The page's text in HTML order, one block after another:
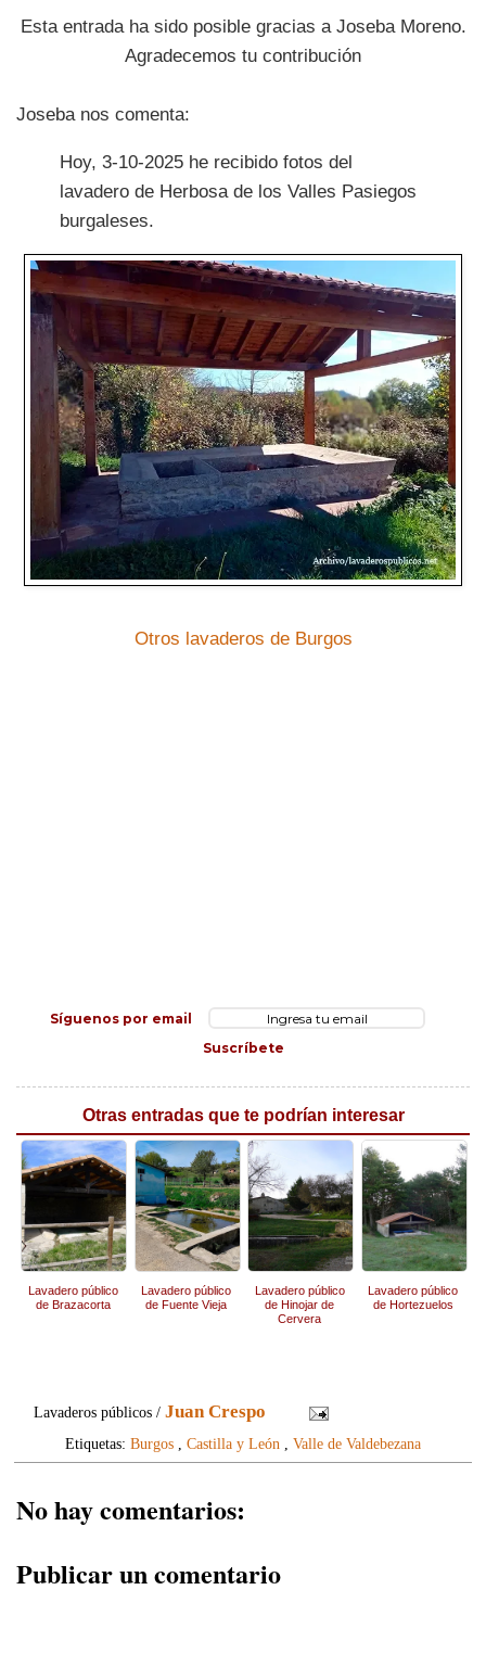
Esta entrada ha sido posible gracias a Joseba Moreno.
Agradecemos tu contribución
Joseba nos comenta:
Hoy, 3-10-2025 he recibido fotos del
lavadero de Herbosa de los Valles Pasiegos
burgaleses.
Otros lavaderos de Burgos
Síguenos por email
Suscríbete
Otras entradas que te podrían interesar
Lavadero público
de Brazacorta
Lavadero público
de Fuente Vieja
Lavadero público
de Hinojar de
Cervera
Lavadero público
de Hortezuelos
Lavaderos públicos /Juan Crespo
Etiquetas: Burgos , Castilla y León , Valle de Valdebezana
No hay comentarios:
Publicar un comentario